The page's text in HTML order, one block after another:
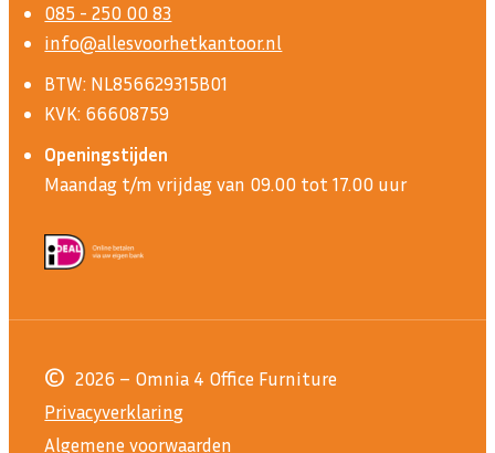
085 - 250 00 83
info@allesvoorhetkantoor.nl
BTW: NL856629315B01
KVK: 66608759
Openingstijden
Maandag t/m vrijdag van 09.00 tot 17.00 uur
© 2026 – Omnia 4 Office Furniture
Privacyverklaring
Algemene voorwaarden